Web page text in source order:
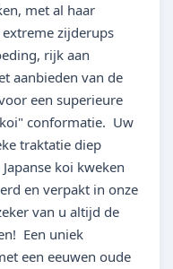
met al haar
zijderups
rijk aan
aanbieden van de
een superieure
conformatie. Uw
traktatie diep
koi kweken
en verpakt in onze
van u altijd de
Een uniek
een eeuwen oude